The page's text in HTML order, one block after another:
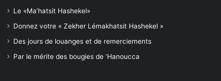
Le «Ma’hatsit Hashekel»
Donnez votre « Zekher Lémakhatsit Hashekel »
Des jours de louanges et de remerciements
Par le mérite des bougies de ‘Hanoucca